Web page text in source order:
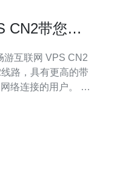
CN2带您畅
VPS CN2
路，具有更高的带
连接的用户。 台
置优越，连接亚太